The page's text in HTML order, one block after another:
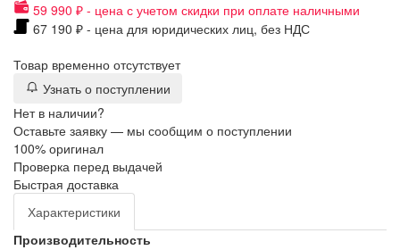
59 990 ₽ - цена с учетом скидки при оплате наличными
67 190 ₽ - цена для юридических лиц, без НДС
Товар временно отсутствует
Узнать о поступлении
Нет в наличии?
Оставьте заявку — мы сообщим о поступлении
100% оригинал
Проверка перед выдачей
Быстрая доставка
Характеристики
Производительность